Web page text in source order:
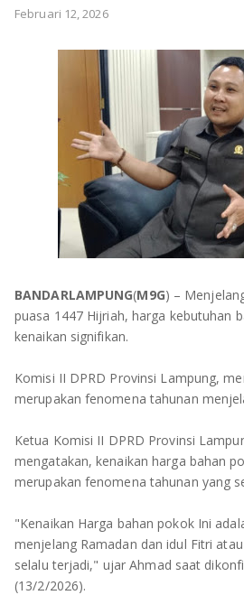
DAERAH
BANDAR LAMPUNG
LAMPUNG TENGAH
LAMPUNG UTARA
LAMPUNG TIMUR
LAMPUNG SELATAN
TANGGAMUS
PESISIR BARAT
TULANG BAWANG
TULANG BAWANG BARAT
MESUJI
PENDIDIKAN
WISATA
ADVETORIAL
Februari 12, 2026
BANDARLAMPUNG(M9G) –
puasa 1447 Hijriah, harga kebutuhan
kenaikan signifikan.
Komisi II DPRD Provinsi Lampung,
merupakan fenomena tahunan
Ketua Komisi II DPRD Provinsi
mengatakan, kenaikan harga bahan
merupakan fenomena tahunan yang
"Kenaikan Harga bahan pokok Ini
menjelang Ramadan dan idul Fitri
selalu terjadi," ujar Ahmad saat
(13/2/2026).